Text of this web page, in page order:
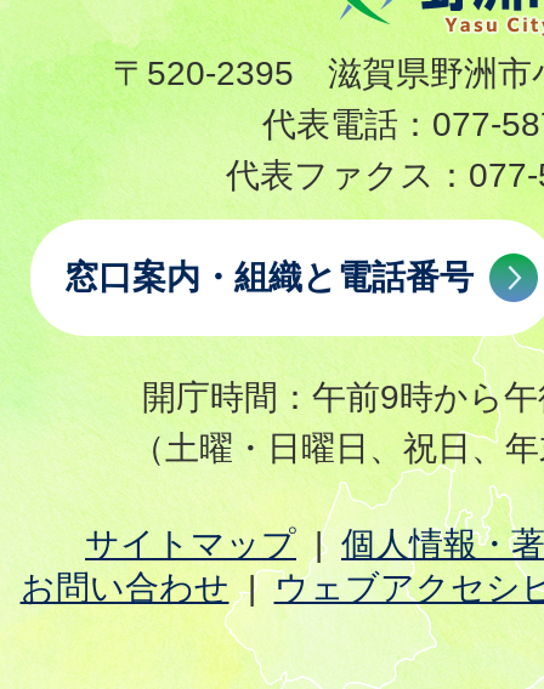
〒520-2395 滋賀県野洲市
代表電話： 077-
代表ファクス：
窓口案内・組織と電話番号
開庁時間：午前9時から
（土曜・日曜日、祝日、
サイトマップ
個人情報・
お問い合わせ
ウェブアクセシ